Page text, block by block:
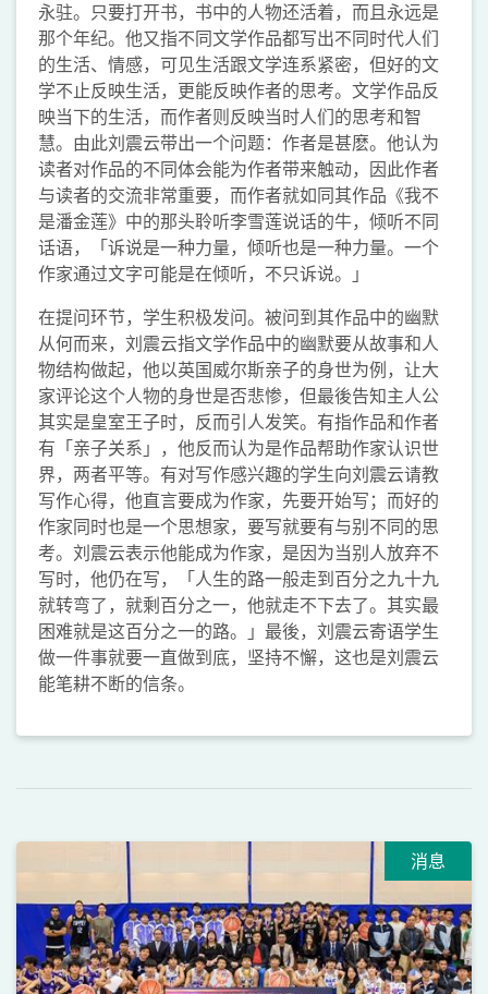
永驻。只要打开书，书中的人物还活着，而且永远是
那个年纪。他又指不同文学作品都写出不同时代人们
的生活、情感，可见生活跟文学连系紧密，但好的文
学不止反映生活，更能反映作者的思考。文学作品反
映当下的生活，而作者则反映当时人们的思考和智
慧。由此刘震云带出一个问题：作者是甚麽。他认为
读者对作品的不同体会能为作者带来触动，因此作者
与读者的交流非常重要，而作者就如同其作品《我不
是潘金莲》中的那头聆听李雪莲说话的牛，倾听不同
话语，「诉说是一种力量，倾听也是一种力量。一个
作家通过文字可能是在倾听，不只诉说。」
在提问环节，学生积极发问。被问到其作品中的幽默
从何而来，刘震云指文学作品中的幽默要从故事和人
物结构做起，他以英国威尔斯亲子的身世为例，让大
家评论这个人物的身世是否悲惨，但最後告知主人公
其实是皇室王子时，反而引人发笑。有指作品和作者
有「亲子关系」，他反而认为是作品帮助作家认识世
界，两者平等。有对写作感兴趣的学生向刘震云请教
写作心得，他直言要成为作家，先要开始写；而好的
作家同时也是一个思想家，要写就要有与别不同的思
考。刘震云表示他能成为作家，是因为当别人放弃不
写时，他仍在写，「人生的路一般走到百分之九十九
就转弯了，就剩百分之一，他就走不下去了。其实最
困难就是这百分之一的路。」最後，刘震云寄语学生
做一件事就要一直做到底，坚持不懈，这也是刘震云
能笔耕不断的信条。
消息